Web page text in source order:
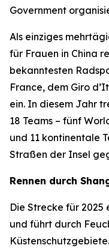
Government
Als einziges
für Frauen in China
bekanntesten
France, dem Giro
ein. In diesem Jahr
18 Teams – fünf
und 11 kontinentale
Straßen der Insel
Rennen durch
Die Strecke für 2025
und führt durch